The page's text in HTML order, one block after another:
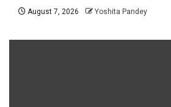
August 7, 2026 Yoshita Pandey